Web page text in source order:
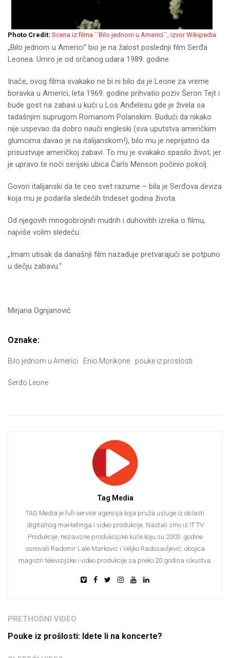
Photo Credit: Scena iz filma ``Bilo jednom u Americi``, izvor Wikipedia
„Bilo jednom u Americi“ bio je na žalost poslednji film Serđa
Leonea. Umro je od srčanog udara 1989. godine.
Inače, ovog filma svakako ne bi ni bilo da je Leone za vreme
boravka u Americi, leta 1969. godine prihvatio poziv Šeron Tejt i
bude gost na zabavi u kući u Los Anđelesu gde je živela sa
tadašnjim suprugom Romanom Polanskim. Budući da nikako
nije uspevao da dobro nauči engleski (sva uputstva američkim
glumcima davao je na italijanskom!), bilo mu je neprijatno da
prisustvuje američkoj zabavi. To mu je svakako spasilo život, jer
je upravo te noći serijski ubica Čarls Menson počinio pokolj.
Govori italijanski da te ceo svet razume – bila je Serđova deviza
koja mu je podarila sledećih trideset godina života.
Od njegovih mnogobrojnih mudrih i duhovitih izreka o filmu,
najviše volim sledeću:
„Imam utisak da današnji film nazaduje pretvarajući se potpuno
u dečju zabavu.“
Mirjana Ognjanović
Oznake:
Bilo jednom u Americi Enio Morikone pouke iz proslosti
Serđo Leone
Tag Media
TAG Media je full-service agencija koja pruža usluge iz oblasti
digitalnog marketinga i video produkcije. Nastali smo iz IT TV
Produkcije, nezavisne produkcijske kuće koju su 2003. godine
osnovali Radomir Lale Marković i Veljko Radosavljević, obojica
magistri televizijske i video produkcije sa preko 20 godina iskustva.
PRETHODNI VIDEO
Pouke iz prošlosti: Idete li na koncerte?